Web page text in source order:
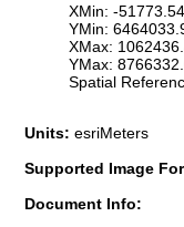
XMin: -
YMin:
XMax:
YMax:
Spatial
Units: esriMeters
Supported Image
Document Info: